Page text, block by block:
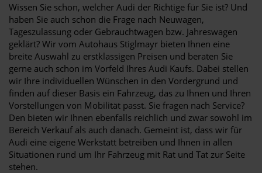
Wissen Sie schon, welcher Audi der Richtige für Sie ist? Und
haben Sie auch schon die Frage nach Neuwagen,
Tageszulassung oder Gebrauchtwagen bzw. Jahreswagen
geklärt? Wir vom Autohaus Stiglmayr bieten Ihnen eine
breite Auswahl zu erstklassigen Preisen und beraten Sie
gerne auch schon im Vorfeld Ihres Audi Kaufs. Dabei stellen
wir Ihre individuellen Wünschen in den Vordergrund und
finden auf dieser Basis ein Fahrzeug, das zu Ihnen und Ihren
Vorstellungen von Mobilität passt. Sie fragen nach Service?
Den bieten wir Ihnen ebenfalls reichlich und zwar sowohl im
Bereich Verkauf als auch danach. Gemeint ist, dass wir für
Audi eine eigene Werkstatt betreiben und Ihnen in allen
Situationen rund um Ihr Fahrzeug mit Rat und Tat zur Seite
stehen.